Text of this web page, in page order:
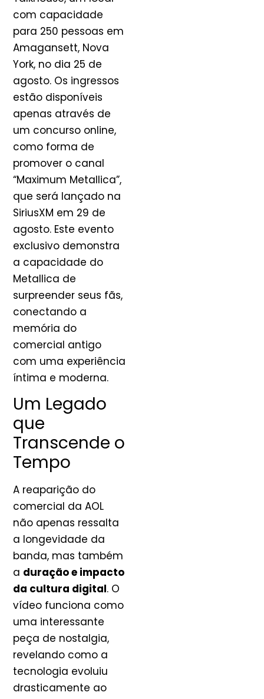
com capacidade
para 250 pessoas em
Amagansett, Nova
York, no dia 25 de
agosto. Os ingressos
estão disponíveis
apenas através de
um concurso online,
como forma de
promover o canal
“Maximum Metallica”,
que será lançado na
SiriusXM em 29 de
agosto. Este evento
exclusivo demonstra
a capacidade do
Metallica de
surpreender seus fãs,
conectando a
memória do
comercial antigo
com uma experiência
íntima e moderna.
Um Legado
que
Transcende o
Tempo
A reaparição do
comercial da AOL
não apenas ressalta
a longevidade da
banda, mas também
a duração e impacto
da cultura digital. O
vídeo funciona como
uma interessante
peça de nostalgia,
revelando como a
tecnologia evoluiu
drasticamente ao